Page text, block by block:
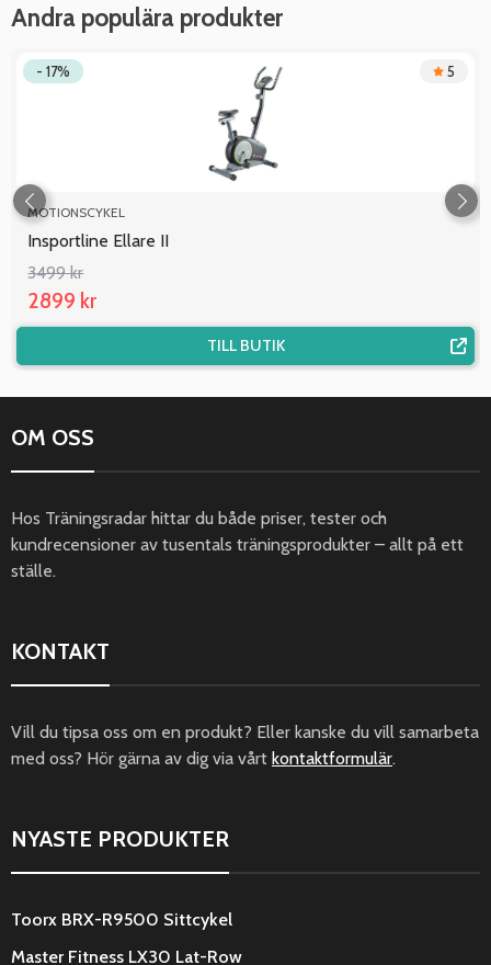
Andra populära produkter
- 17% 5
MOTIONSCYKEL
Insportline Ellare II
3499 kr
2899 kr
TILL BUTIK
OM OSS
Hos Träningsradar hittar du både priser, tester och
kundrecensioner av tusentals träningsprodukter – allt på ett
ställe.
KONTAKT
Vill du tipsa oss om en produkt? Eller kanske du vill samarbeta
med oss? Hör gärna av dig via vårt kontaktformulär.
NYASTE PRODUKTER
Toorx BRX-R9500 Sittcykel
Master Fitness LX30 Lat-Row